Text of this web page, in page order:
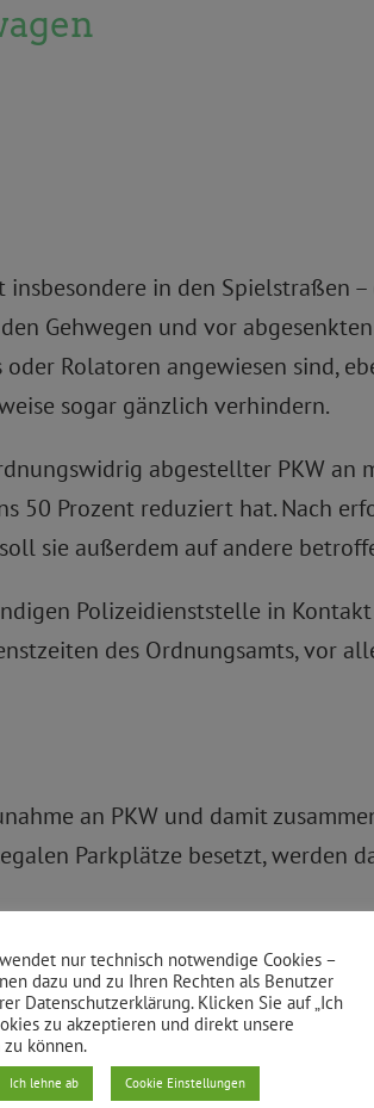
in den Spielstraßen
Gehwegen und vor
Rolatoren angewiesen sind,
sogar gänzlich verhindern.
abgestellter PKW an
Prozent reduziert hat. Nach
sie außerdem auf andere
Polizeidienststelle in
des Ordnungsamts, vor
an PKW und damit
Parkplätze besetzt, werden
Mobilität, die auf Rollis
teils beträchtliche Umwege
auf die begangene
nur technisch notwendige Cookies –
dazu und zu Ihren Rechten als Benutzer
Datenschutzerklärung. Klicken Sie auf „Ich
zu akzeptieren und direkt unsere
können.
Ich lehne ab Cookie Einstellungen